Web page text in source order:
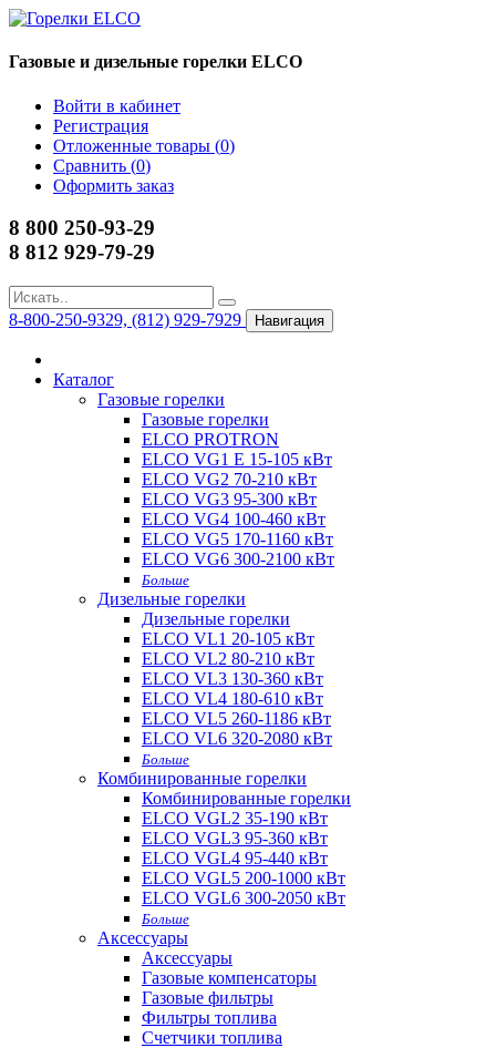
Газовые и дизельные горелки ELCO
Войти в кабинет
Регистрация
Отложенные товары (0)
Сравнить (0)
Оформить заказ
8 800 250-93-29
8 812 929-79-29
8-800-250-9329, (812) 929-7929 Навигация
Каталог
Газовые горелки
Газовые горелки
ELCO PROTRON
ELCO VG1 E 15-105 кВт
ELCO VG2 70-210 кВт
ELCO VG3 95-300 кВт
ELCO VG4 100-460 кВт
ELCO VG5 170-1160 кВт
ELCO VG6 300-2100 кВт
Больше
Дизельные горелки
Дизельные горелки
ELCO VL1 20-105 кВт
ELCO VL2 80-210 кВт
ELCO VL3 130-360 кВт
ELCO VL4 180-610 кВт
ELCO VL5 260-1186 кВт
ELCO VL6 320-2080 кВт
Больше
Комбинированные горелки
Комбинированные горелки
ELCO VGL2 35-190 кВт
ELCO VGL3 95-360 кВт
ELCO VGL4 95-440 кВт
ELCO VGL5 200-1000 кВт
ELCO VGL6 300-2050 кВт
Больше
Аксессуары
Аксессуары
Газовые компенсаторы
Газовые фильтры
Фильтры топлива
Счетчики топлива